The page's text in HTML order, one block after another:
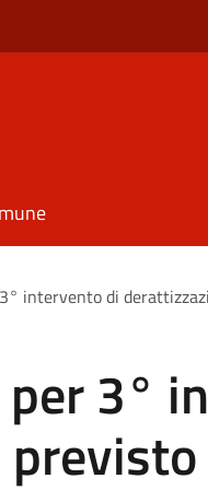
intervento di
3°